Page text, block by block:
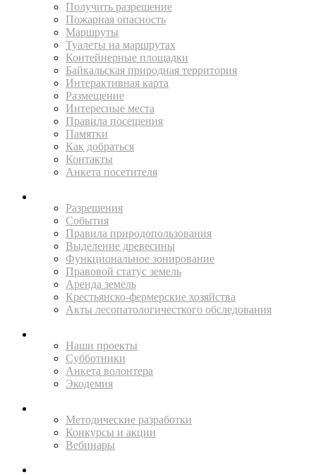
Получить разрешение
Пожарная опасность
Маршруты
Туалеты на маршрутах
Контейнерные площадки
Байкальская природная территория
Интерактивная карта
Размещение
Интересные места
Правила посещения
Памятки
Как добраться
Контакты
Анкета посетителя
Разрешения
События
Правила природопользования
Выделение древесины
Функциональное зонирование
Правовой статус земель
Аренда земель
Крестьянско-фермерские хозяйства
Акты лесопатологичесткого обследования
Наши проекты
Субботники
Анкета волонтера
Экодемия
Методические разработки
Конкурсы и акции
Вебинары